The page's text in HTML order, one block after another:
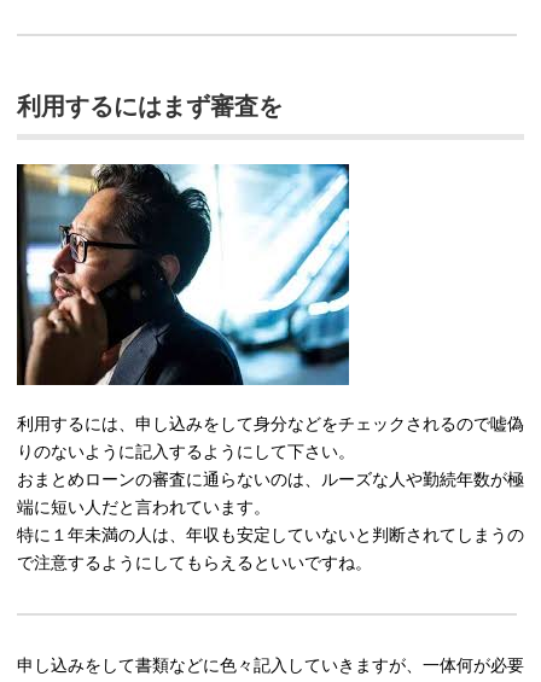
利用するにはまず審査を
利用するには、申し込みをして身分などをチェックされるので嘘偽
りのないように記入するようにして下さい。
おまとめローンの審査に通らないのは、ルーズな人や勤続年数が極
端に短い人だと言われています。
特に１年未満の人は、年収も安定していないと判断されてしまうの
で注意するようにしてもらえるといいですね。
申し込みをして書類などに色々記入していきますが、一体何が必要